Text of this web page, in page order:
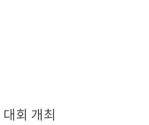
회 개최